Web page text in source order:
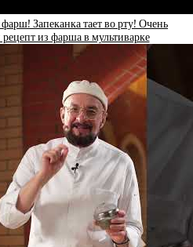
Запеканка тает во рту! Очень
из фарша в мультиварке